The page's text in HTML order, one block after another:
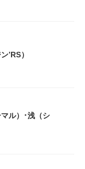
’RS）
ル）･浅（シ